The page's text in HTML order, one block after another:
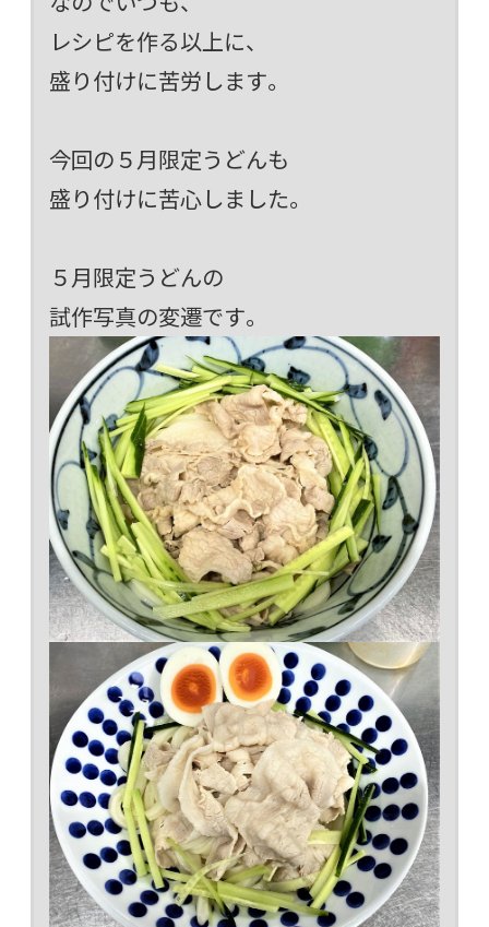
レシピを作る以上に、
盛り付けに苦労します。
今回の５月限定うどんも
盛り付けに苦心しました。
５月限定うどんの
試作写真の変遷です。